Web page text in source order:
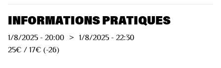
INFORMATIONS PRATIQUES
1/8/2025 - 20:00 > 1/8/2025 - 22:30
25€ / 17€ (-26)